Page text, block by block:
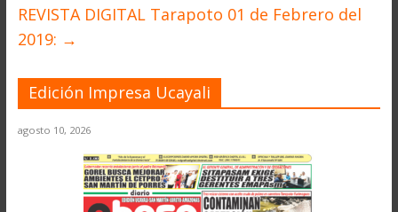
REVISTA DIGITAL Tarapoto 01 de Febrero del
2019: →
Edición Impresa Ucayali
agosto 10, 2026